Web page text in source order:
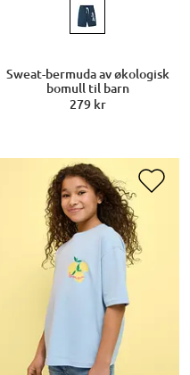
Sweat-bermuda av økologisk
bomull til barn
279 kr